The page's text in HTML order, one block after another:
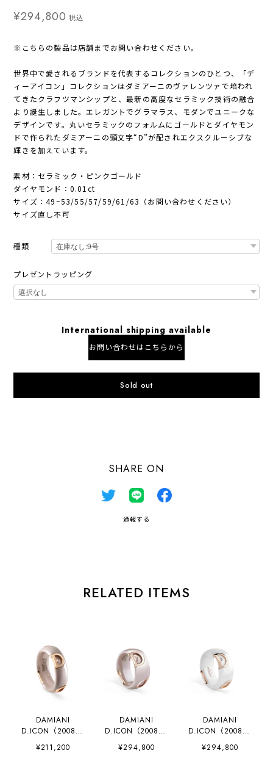
¥294,800 税込
※こちらの製品は店舗までお問い合わせください。
世界中で愛されるブランドを代表するコレクションのひとつ、「デ
ィーアイコン」コレクションはダミアーニのヴァレンツァで培われ
てきたクラフツマンシップと、最新の高度なセラミック技術の融合
より誕生しました。エレガントでグラマラス、モダンでユニークな
デザインです。丸いセラミックのフォルムにゴールドとダイヤモン
ドで作られたダミアーニの頭文字“D”が配されエクスクルーシブな
輝きを加えています。
素材：セラミック・ピンクゴールド
ダイヤモンド：0.01ct
サイズ：49~53/55/57/59/61/63（お問い合わせください）
サイズ直し不可
種類
プレゼントラッピング
International shipping available
お問い合わせはこちらから
Sold out
SHARE ON
通報する
RELATED ITEMS
DAMIANI
D.ICON（200872
58）
¥211,200
DAMIANI
D.ICON（200822
24）
¥294,800
DAMIANI
D.ICON（200821
84）
¥294,800